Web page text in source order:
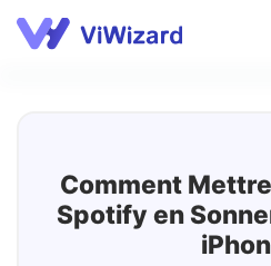
Soutien
Comment
Spotify en